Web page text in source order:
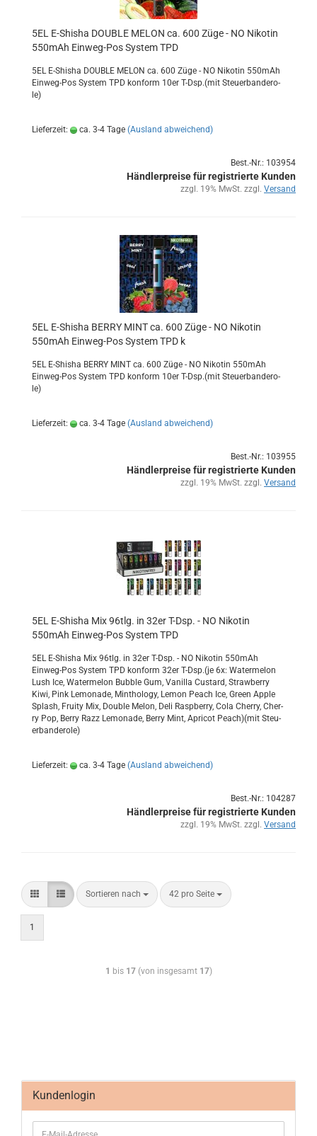
5EL E-​Shi­sha DOU­BLE MELON ca. 600 Züge - NO Ni­ko­tin
550mAh Einweg-​​Pos Sys­tem TPD
5EL E-​Shisha DOU­BLE MELON ca. 600 Züge - NO Ni­ko­tin 550mAh
Einweg-​Pos Sys­tem TPD kon­form 10er T-Dsp.(mit Steu­er­ban­de­ro­
le)
Lieferzeit: ca. 3-4 Tage (Ausland abweichend)
Best.-Nr.: 103954
Händlerpreise für registrierte Kunden
zzgl. 19% MwSt. zzgl. Versand
5EL E-​Shi­sha BERRY MINT ca. 600 Züge - NO Ni­ko­tin
550mAh Einweg-​​Pos Sys­tem TPD k
5EL E-​Shisha BERRY MINT ca. 600 Züge - NO Ni­ko­tin 550mAh
Einweg-​Pos Sys­tem TPD kon­form 10er T-Dsp.(mit Steu­er­ban­de­ro­
le)
Lieferzeit: ca. 3-4 Tage (Ausland abweichend)
Best.-Nr.: 103955
Händlerpreise für registrierte Kunden
zzgl. 19% MwSt. zzgl. Versand
5EL E-​Shi­sha Mix 96tlg. in 32er T-Dsp. - NO Ni­ko­tin
550mAh Einweg-​​Pos Sys­tem TPD
5EL E-​Shisha Mix 96tlg. in 32er T-Dsp. - NO Ni­ko­tin 550mAh
Einweg-​Pos Sys­tem TPD kon­form 32er T-Dsp.(je 6x: Wa­ter­me­lon
Lush Ice, Wa­ter­me­lon Bub­ble Gum, Va­nil­la Cus­tard, Straw­ber­ry
Kiwi, Pink Le­mo­na­de, Min­tho­lo­gy, Lemon Peach Ice, Green Apple
Splash, Frui­ty Mix, Dou­ble Melon, Deli Raspber­ry, Cola Cher­ry, Cher­
ry Pop, Berry Razz Le­mo­na­de, Berry Mint, Apri­cot Peach)(mit Steu­
er­ban­de­ro­le)
Lieferzeit: ca. 3-4 Tage (Ausland abweichend)
Best.-Nr.: 104287
Händlerpreise für registrierte Kunden
zzgl. 19% MwSt. zzgl. Versand
Sortieren nach 42 pro Seite
1
1 bis 17(von insgesamt 17)
Kundenlogin